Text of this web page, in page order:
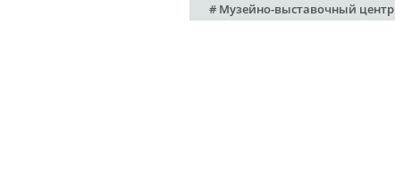
# Музейно-выставочный центр